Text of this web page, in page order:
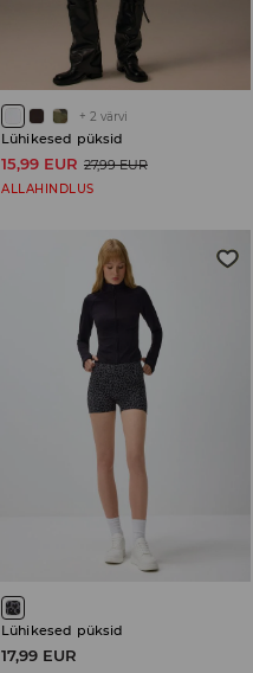
+ 2 värvi
Lühikesed püksid
15,99 EUR 27,99 EUR
ALLAHINDLUS
Lühikesed püksid
17,99 EUR